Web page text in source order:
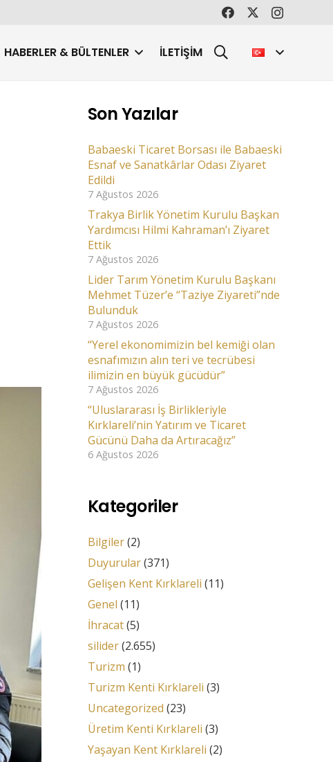
HABERLER & BÜLTENLER İLETIŞIM
Son Yazılar
Babaeski Ticaret Borsası ile Babaeski
Esnaf ve Sanatkârlar Odası Ziyaret
Edildi
7 Ağustos 2026
Trakya Birlik Yönetim Kurulu Başkan
Yardımcısı Hilmi Kahraman’ı Ziyaret
Ettik
7 Ağustos 2026
Lider Tarım Yönetim Kurulu Başkanı
Mehmet Tüzer’e “Taziye Ziyareti”nde
Bulunduk
7 Ağustos 2026
“Yerel ekonomimizin bel kemiği olan
esnafımızın alın teri ve tecrübesi
ilimizin en büyük gücüdür”
7 Ağustos 2026
“Uluslararası İş Birlikleriyle
Kırklareli’nin Yatırım ve Ticaret
Gücünü Daha da Artıracağız”
6 Ağustos 2026
Kategoriler
Bilgiler(2)
Duyurular(371)
Gelişen Kent Kırklareli (11)
Genel (11)
İhracat(5)
silider(2.655)
Turizm (1)
Turizm Kenti Kırklareli (3)
Uncategorized (23)
Üretim Kenti Kırklareli (3)
Yaşayan Kent Kırklareli (2)